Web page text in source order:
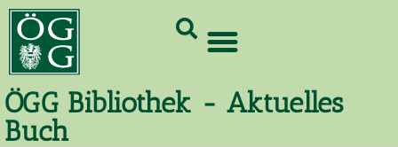
ÖGG Bibliothek - Aktuelles
Buch